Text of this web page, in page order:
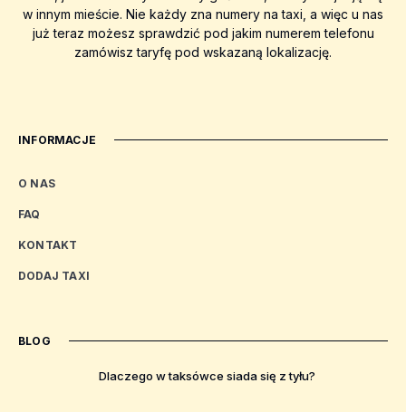
w innym mieście. Nie każdy zna numery na taxi, a więc u nas
już teraz możesz sprawdzić pod jakim numerem telefonu
zamówisz taryfę pod wskazaną lokalizację.
INFORMACJE
O NAS
FAQ
KONTAKT
DODAJ TAXI
BLOG
Dlaczego w taksówce siada się z tyłu?